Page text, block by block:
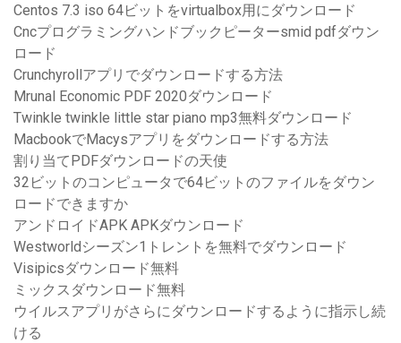
Centos 7.3 iso 64ビットをvirtualbox用にダウンロード
Cncプログラミングハンドブックピーターsmid pdfダウン
ロード
Crunchyrollアプリでダウンロードする方法
Mrunal Economic PDF 2020ダウンロード
Twinkle twinkle little star piano mp3無料ダウンロード
MacbookでMacysアプリをダウンロードする方法
割り当てPDFダウンロードの天使
32ビットのコンピュータで64ビットのファイルをダウン
ロードできますか
アンドロイドAPK APKダウンロード
Westworldシーズン1トレントを無料でダウンロード
Visipicsダウンロード無料
ミックスダウンロード無料
ウイルスアプリがさらにダウンロードするように指示し続
ける